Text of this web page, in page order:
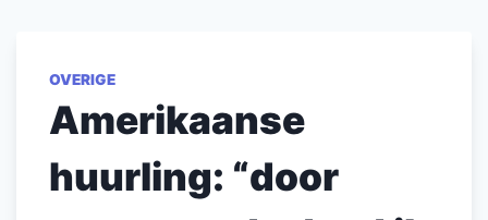
OVERIGE
Amerikaanse
huurling: “door